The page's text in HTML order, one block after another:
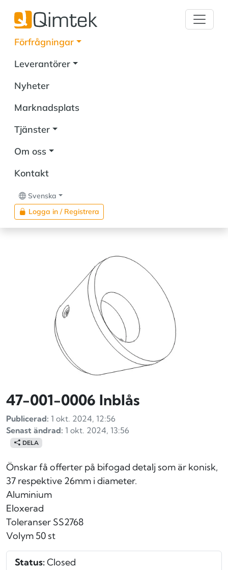
Förfrågningar
Leverantörer
Nyheter
Marknadsplats
Tjänster
Om oss
Kontakt
Svenska
Logga in / Registrera
47-001-0006 Inblås
Publicerad: 1 okt. 2024, 12:56
Senast ändrad: 1 okt. 2024, 13:56
DELA
Önskar få offerter på bifogad detalj som är konisk,
37 respektive 26mm i diameter.
Aluminium
Eloxerad
Toleranser SS2768
Volym 50 st
Status:Closed